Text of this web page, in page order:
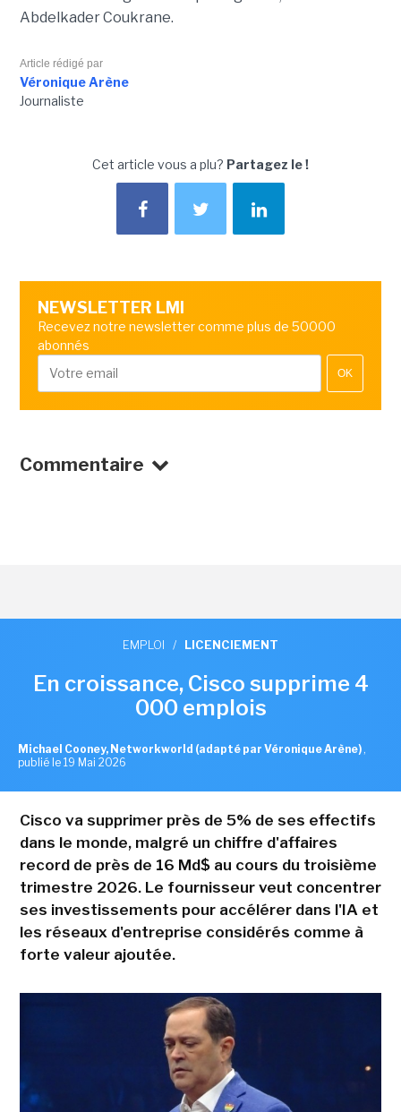
Abdelkader Coukrane.
Article rédigé par
Véronique Arène
Journaliste
Cet article vous a plu? Partagez le !
NEWSLETTER LMI
Recevez notre newsletter comme plus de 50000
abonnés
OK
Commentaire
EMPLOI / LICENCIEMENT
En croissance, Cisco supprime 4
000 emplois
Michael Cooney, Networkworld (adapté par Véronique Arène) ,
publié le 19 Mai 2026
Cisco va supprimer près de 5% de ses effectifs
dans le monde, malgré un chiffre d'affaires
record de près de 16 Md$ au cours du troisième
trimestre 2026. Le fournisseur veut concentrer
ses investissements pour accélérer dans l'IA et
les réseaux d'entreprise considérés comme à
forte valeur ajoutée.